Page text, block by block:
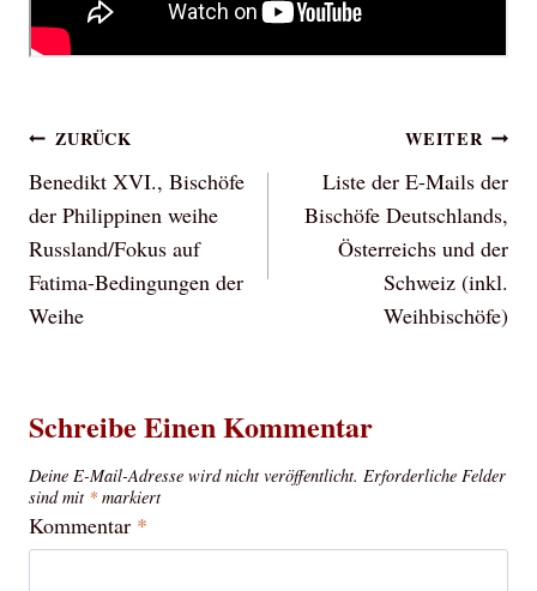
Beitragsnavigation
ZURÜCK
Benedikt XVI., Bischöfe
der Philippinen weihe
Russland/Fokus auf
Fatima-Bedingungen der
Weihe
WEITER
Liste der E-Mails der
Bischöfe Deutschlands,
Österreichs und der
Schweiz (inkl.
Weihbischöfe)
Schreibe Einen Kommentar
Deine E-Mail-Adresse wird nicht veröffentlicht. Erforderliche Felder
sind mit * markiert
Kommentar *